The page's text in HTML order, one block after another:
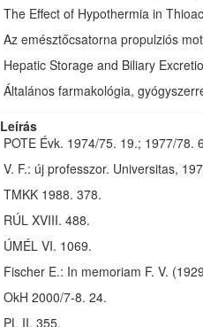
The Effect of Hypothermia in
Az emésztőcsatorna propulziós
Hepatic Storage and Biliary
Általános farmakológia,
Leírás
POTE Évk. 1974/75. 19.; 1977/78.
V. F.: új professzor. Universitas,
TMKK 1988. 378.
RÚL XVIII. 488.
ÚMÉL VI. 1069.
Fischer E.: In memoriam F. V.
OkH 2000/7-8. 24.
PL II. 355.